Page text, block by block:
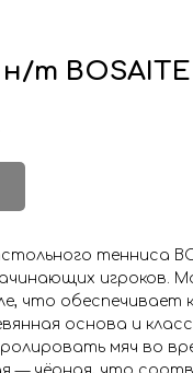
т BOSAITE
тенниса
игроков.
что
основа и
мяч во